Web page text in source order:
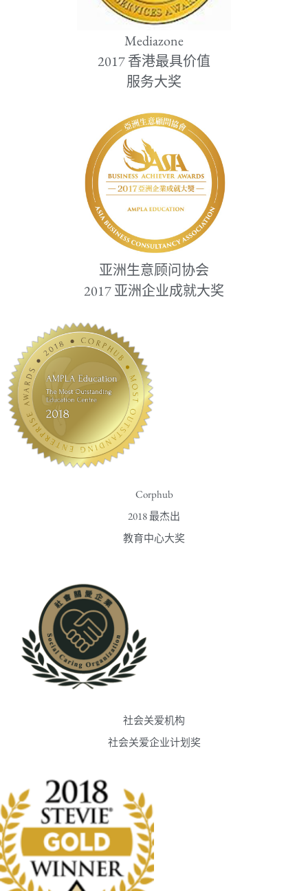
Mediazone
2017 香港最具价值
服务大奖
亚洲生意顾问协会
2017 亚洲企业成就大奖
Corphub
2018 最杰出
教育中心大奖
社会关爱机构
社会关爱企业计划奖